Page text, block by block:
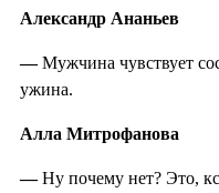
Александр Ананьев
—Мужчина чувствует
ужина.
Алла Митрофанова
—Ну почему нет? Это,